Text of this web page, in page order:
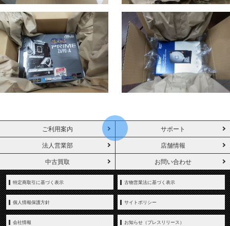
ご利用案内 サポート
法人営業部 店舗情報
中古買取 お問い合わせ
特定商取引に基づく表示 古物営業法に基づく表示
個人情報保護方針 サイトポリシー
会社情報 お知らせ（プレスリリース）